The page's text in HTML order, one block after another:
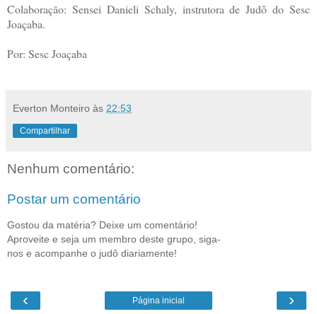
Colaboração: Sensei Danieli Schaly, instrutora de Judô do Sesc
Joaçaba.
Por: Sesc Joaçaba
Everton Monteiro às 22:53
Compartilhar
Nenhum comentário:
Postar um comentário
Gostou da matéria? Deixe um comentário!
Aproveite e seja um membro deste grupo, siga-
nos e acompanhe o judô diariamente!
‹ ›
Página inicial